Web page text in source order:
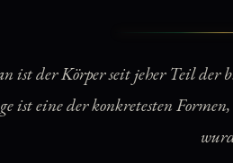
ist der Körper seit jeher Teil der
ist eine der konkretesten